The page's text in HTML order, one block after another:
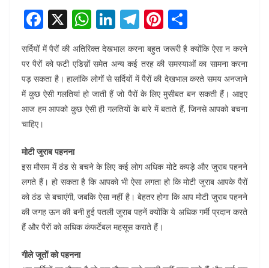
F
a
c
e
b
o
k
X W
h
at
s
A
p
Li
k
e
dI
n
T
e
gr
a
m
Pi
nt
er
e
st
h
ar
e
सर्दियों में पैरों की अतिरिक्त देखभाल करना बहुत जरूरी है क्योंकि ऐसा न करने
पर पैरों को फटी एडिय़ों समेत अन्य कई तरह की समस्याओं का सामना करना
पड़ सकता है। हालांकि लोगों से सर्दियों में पैरों की देखभाल करते समय अनजाने
में कुछ ऐसी गलतियां हो जाती हैं जो पैरों के लिए मुसीबत बन सकती हैं। आइए
आज हम आपको कुछ ऐसी ही गलतियों के बारे में बताते हैं, जिनसे आपको बचना
चाहिए।
मोटी जुराब पहनना
इस मौसम में ठंड से बचने के लिए कई लोग अधिक मोटे कपड़े और जुराब पहनने
लगते हैं। हो सकता है कि आपको भी ऐसा लगता हो कि मोटी जुराब आपके पैरों
को ठंड से बचाएंगी, जबकि ऐसा नहीं है। बेहतर होगा कि आप मोटी जुराब पहनने
की जगह ऊन की बनी हुई पतली जुराब पहनें क्योंकि ये अधिक गर्मी प्रदान करते
हैं और पैरों को अधिक कंफर्टेबल महसूस कराते हैं।
गीले जूतों को पहनना